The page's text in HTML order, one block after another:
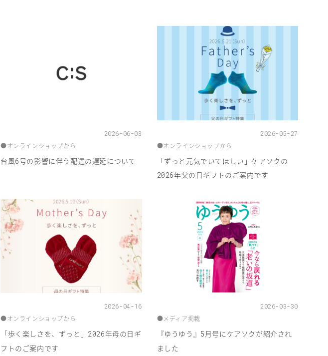
2026-06-03
●オンラインショップから
台風6号の影響に伴う配達の遅延について
2026-05-27
●オンラインショップから
「ずっと元気でいてほしい」ケアソクの
2026年父の日ギフトのご案内です
2026-04-16
●オンラインショップから
「歩く楽しさを、ずっと」 2026年母の日ギ
フトのご案内です
2026-03-30
●メディア掲載
『ゆうゆう』 5月号にケアソクが紹介され
ました